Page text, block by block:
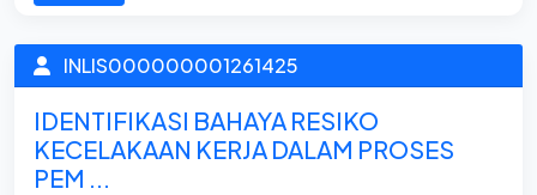
INLIS000000001261425
IDENTIFIKASI BAHAYA RESIKO
KECELAKAAN KERJA DALAM PROSES
PEM ...